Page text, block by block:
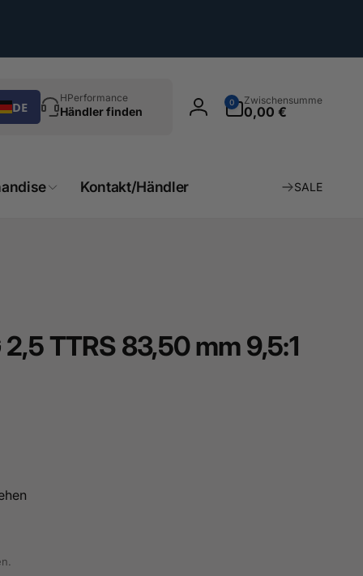
DE
HPerformance
Händler finden Einloggen
0
Artikel
Zwischensumme
0,00 €
Kontakt/Händler SALE
TTRS 83,50 mm 9,5:1